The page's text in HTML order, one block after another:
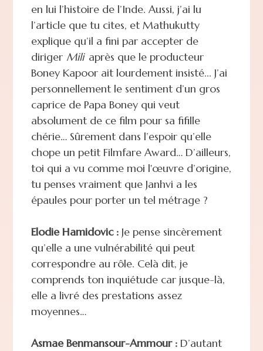
en lui l’histoire de l’Inde. Aussi, j’ai lu
l’article que tu cites, et Mathukutty
explique qu’il a fini par accepter de
diriger Mili après que le producteur
Boney Kapoor ait lourdement insisté... J’ai
personnellement le sentiment d’un gros
caprice de Papa Boney qui veut
absolument de ce film pour sa fifille
chérie… Sûrement dans l’espoir qu’elle
chope un petit Filmfare Award… D’ailleurs,
toi qui a vu comme moi l'œuvre d’origine,
tu penses vraiment que Janhvi a les
épaules pour porter un tel métrage ?
Elodie Hamidovic :Je pense sincèrement
qu’elle a une vulnérabilité qui peut
correspondre au rôle. Celà dit, je
comprends ton inquiétude car jusque-là,
elle a livré des prestations assez
moyennes…
Asmae Benmansour-Ammour : D’autant